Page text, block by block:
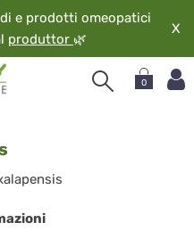
e prodotti omeopatici
produttor 🌿
X
0